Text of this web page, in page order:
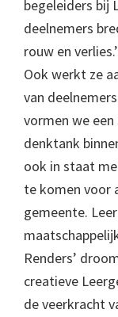
begeleiders bij
deelnemers
rouw en verlies.’
Ook werkt ze
van
vormen we
denktank
ook in staat
te komen voor
gemeente.
Renders’
creatieve
de veerkracht